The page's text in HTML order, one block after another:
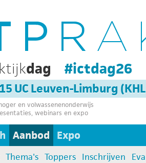
dag #ictdag26
UC Leuven-Limburg
en volwassenenonderwijs
webinars en expo
Aanbod Expo
Thema's Toppers Inschrijven